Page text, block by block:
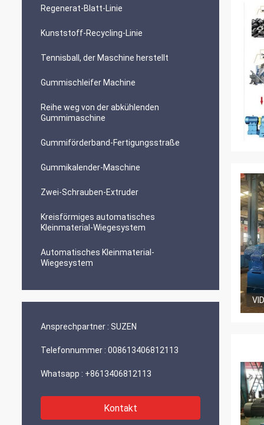
Regenerat-Blatt-Linie
Kunststoff-Recycling-Linie
Tennisball, der Maschine herstellt
Gummischleifer Machine
Reihe weg von der abkühlenden
Gummimaschine
Gummiförderband-Fertigungsstraße
Gummikalender-Maschine
Zwei-Schrauben-Extruder
Kreisförmiges automatisches
Kleinmaterial-Wiegesystem
Automatisches Kleinmaterial-
Wiegesystem
Ansprechpartner : SUZEN
Telefonnummer : 008613406812113
Whatsapp : +8613406812113
Kontakt